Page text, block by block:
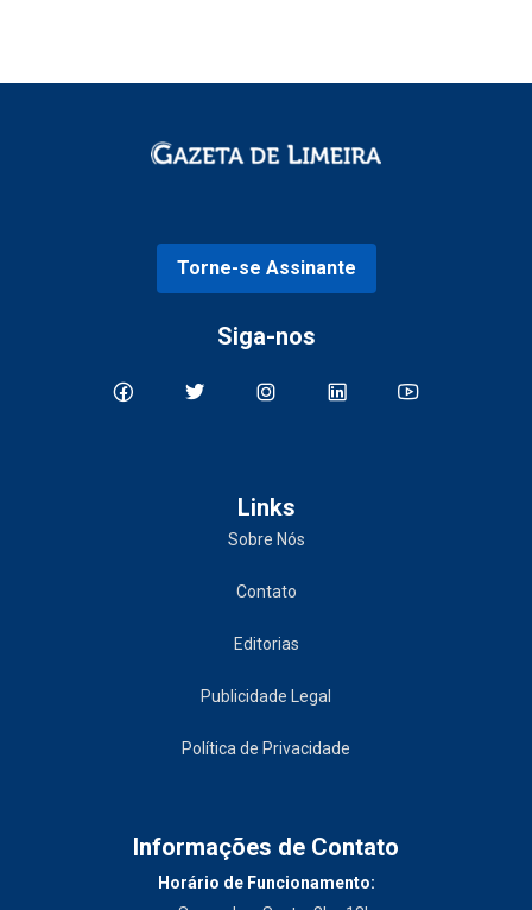
Torne-se Assinante
Siga-nos
Links
Sobre Nós
Contato
Editorias
Publicidade Legal
Política de Privacidade
Informações de Contato
Horário de Funcionamento: